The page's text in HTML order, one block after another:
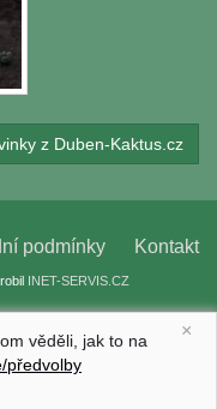
z Duben-Kaktus.cz
podmínky Kontakt
INET-SERVIS.CZ
×
věděli, jak to na
předvolby